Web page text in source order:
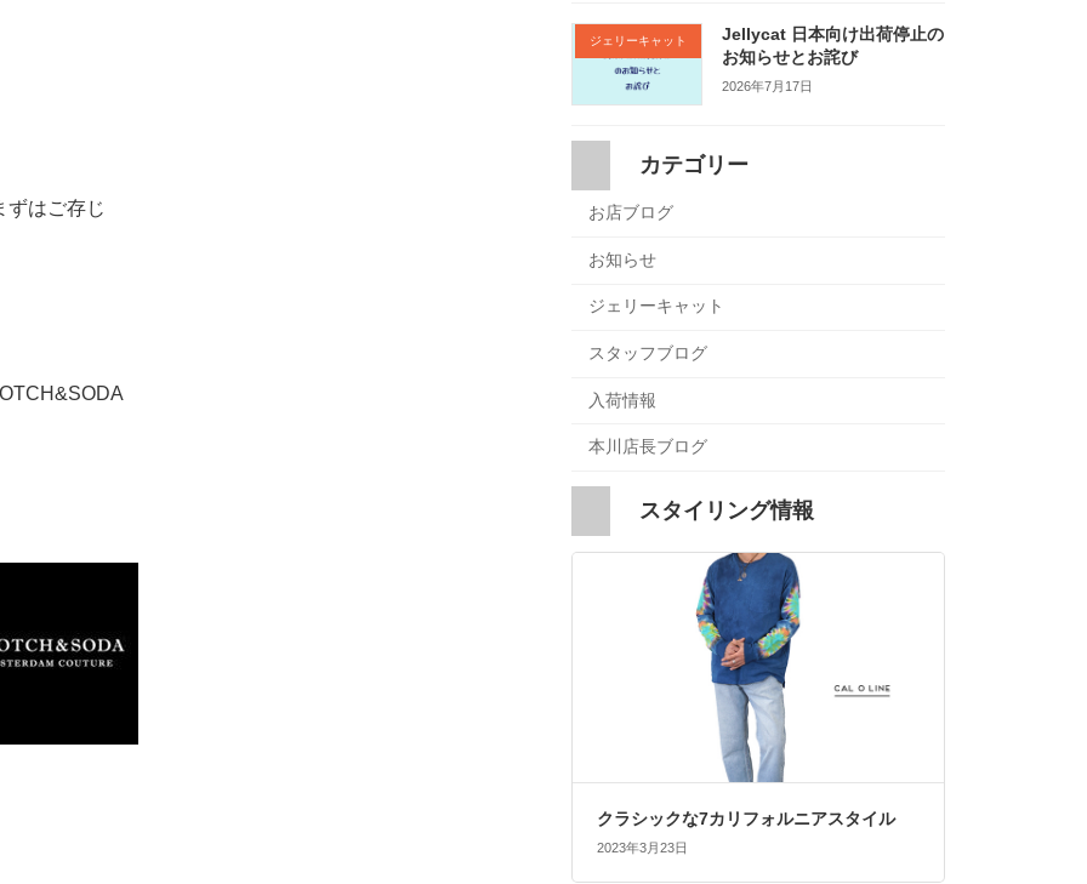
ずはご存じ
ジェリーキャット
Jellycat 日本向け出荷停止の
お知らせとお詫び
2026年7月17日
カテゴリー
お店ブログ
お知らせ
ジェリーキャット
スタッフブログ
入荷情報
本川店長ブログ
スタイリング情報
クラシックな7カリフォルニアスタイル
2023年3月23日